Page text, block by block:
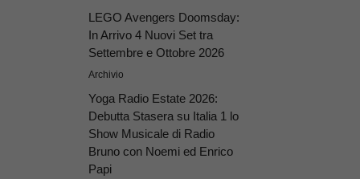
LEGO Avengers Doomsday:
In Arrivo 4 Nuovi Set tra
Settembre e Ottobre 2026
Archivio
Yoga Radio Estate 2026:
Debutta Stasera su Italia 1 lo
Show Musicale di Radio
Bruno con Noemi ed Enrico
Papi